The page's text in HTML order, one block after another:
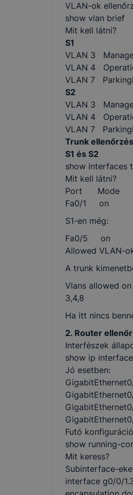
VLAN-ok
show vlan brief
Mit kell látni?
S1
VLAN 3
VLAN 4
VLAN 7
S2
VLAN 3
VLAN 4
VLAN 7
Trunk
S1 és S2
show interfaces
Mit kell látni?
Port Mode
Fa0/1 on
S1-en még:
Fa0/5 on
Allowed VLAN-
A trunk
Vlans allowed
3,4,8
Ha itt nincs
2. Router
Interfészek
show ip
Jó esetben:
Futó
show running-
Mit keress?
Subinterface-
interface g0/0/